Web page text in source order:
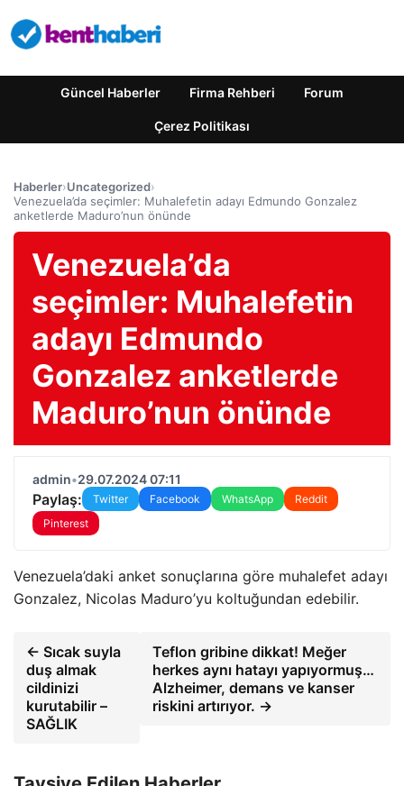
Güncel Haberler Firma Rehberi Forum
Çerez Politikası
Haberler›Uncategorized›
Venezuela’da seçimler: Muhalefetin adayı Edmundo Gonzalez
anketlerde Maduro’nun önünde
Venezuela’da
seçimler: Muhalefetin
adayı Edmundo
Gonzalez anketlerde
Maduro’nun önünde
admin•29.07.2024 07:11
Paylaş: Twitter Facebook WhatsApp
Reddit
Pinterest
Venezuela’daki anket sonuçlarına göre muhalefet adayı
Gonzalez, Nicolas Maduro’yu koltuğundan edebilir.
← Sıcak suyla
duş almak
cildinizi
kurutabilir –
SAĞLIK
Teflon gribine dikkat! Meğer
herkes aynı hatayı yapıyormuş…
Alzheimer, demans ve kanser
riskini artırıyor. →